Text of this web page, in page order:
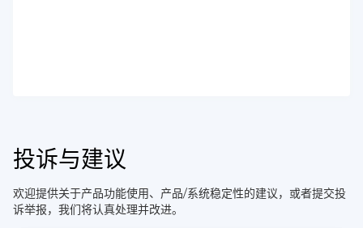
投诉与建议
欢迎提供关于产品功能使用、产品/系统稳定性的建议，或者提交投
诉举报，我们将认真处理并改进。